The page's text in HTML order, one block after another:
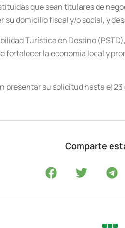
que sean titulares de
domicilio fiscal y/o social, y
Turística en Destino
fortalecer la economía local y
presentar su solicitud hasta el
Comparte